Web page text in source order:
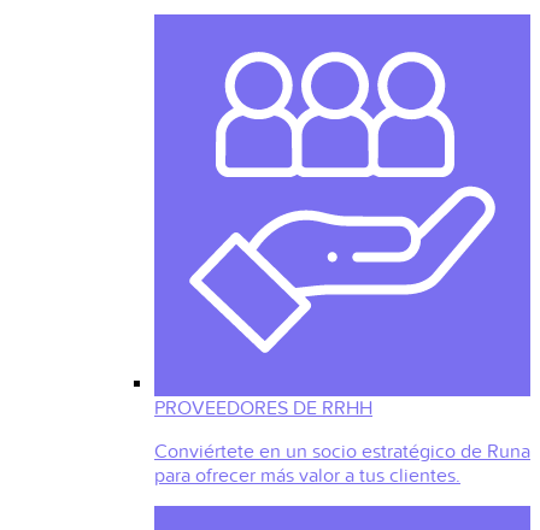
PROVEEDORES DE RRHH
Conviértete en un socio estratégico de Runa
para ofrecer más valor a tus clientes.